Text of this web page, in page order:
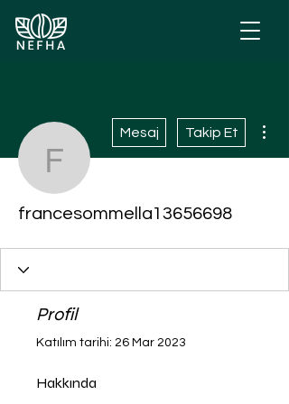
Mesaj Takip Et
francesommella13656698
Profil
Katılım tarihi: 26 Mar 2023
Hakkında